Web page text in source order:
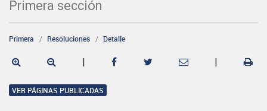
Primera sección
Primera Resoluciones Detalle
| |
VER PÁGINAS PUBLICADAS